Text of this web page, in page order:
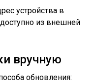
устройства в
из внешней
вручную
обновления: